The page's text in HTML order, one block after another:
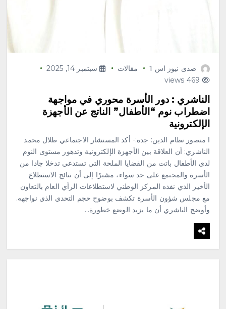
صدى نيوز اس 1 مقالات
سبتمبر 14, 2025
469 views
الناشري : دور الأسرة محوري في مواجهة
اضطراب نوم “الأطفال” الناتج عن الأجهزة
الإلكترونية
ا منصور نظام الدين: جدة:- أكد المستشار الاجتماعي طلال محمد
الناشري: أن العلاقة بين الأجهزة الإلكترونية وتدهور مستوى النوم
لدى الأطفال باتت من القضايا الملحة التي تستدعي تدخلا جادا من
الأسرة والمجتمع على حد سواء، مشيرًا إلى أن نتائج الاستطلاع
الأخير الذي نفذه المركز الوطني لاستطلاعات الرأي العام بالتعاون
مع مجلس شؤون الأسرة تكشف بوضوح حجم التحدي الذي نواجهه.
وأوضح الناشري أن ما يزيد الوضع خطورة…